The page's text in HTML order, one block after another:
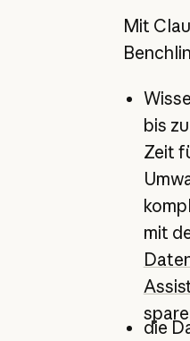
Mit
bis
Zeit
mit
die